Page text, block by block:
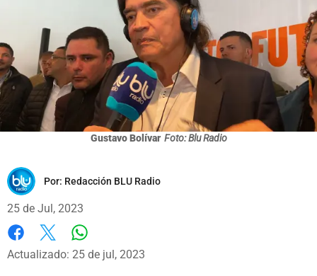
Gustavo Bolívar Foto: Blu Radio
Por: Redacción BLU Radio
25 de Jul, 2023
Facebook
X
Actualizado: 25 de jul, 2023